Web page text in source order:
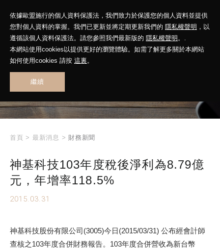
依據歐盟施行的個人資料保護法，我們致力於保護您的個人資料並提供
您對個人資料的掌握。我們已更新並將定期更新我們的 隱私權聲明 ，以
遵循該個人資料保護法。請您參照我們最新版的 隱私權聲明 。.
本網站使用cookies以提供更好的瀏覽體驗。如需了解更多關於本網站
如何使用cookies 請按 這裏。
繼續
WHAT'S NEW
首頁 > 最新消息 > 財務新聞
神基科技103年度稅後淨利為8.79億
元，年增率118.5%
2015.03.31
神基科技股份有限公司(3005)今日(2015/03/31) 公布經會計師
查核之103年度合併財務報告。103年度合併營收為新台幣